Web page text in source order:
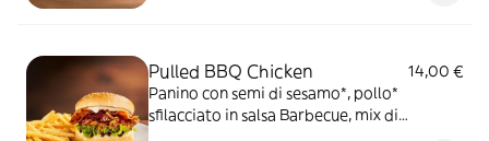
Pulled BBQ Chicken
14,00 €
Panino con semi di sesamo*, pollo*
sfilacciato in salsa Barbecue, mix di